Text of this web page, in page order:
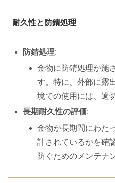
耐久性と防錆処理
防錆処理:
金物に防錆処理が施
す。特に、外部に露
境での使用には、適
長期耐久性の評価:
金物が長期間にわた
計されているかを確
防ぐためのメンテナ